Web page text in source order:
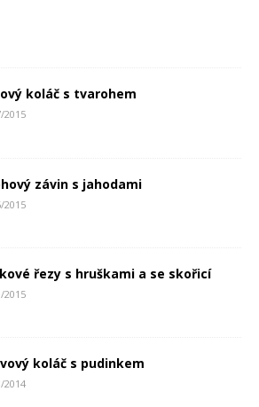
koláč s tvarohem
2015
závin s jahodami
2015
řezy s hruškami a se skořicí
2015
koláč s pudinkem
2014